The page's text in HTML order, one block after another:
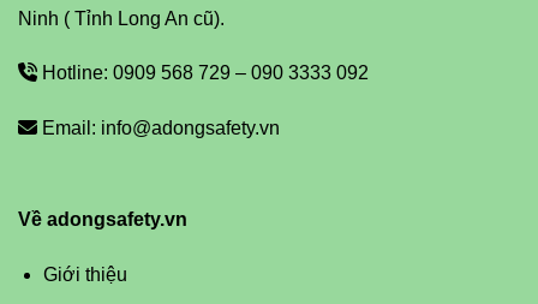
Ninh ( Tỉnh Long An cũ).
Hotline: 0909 568 729 – 090 3333 092
Email: info@adongsafety.vn
Về adongsafety.vn
Giới thiệu